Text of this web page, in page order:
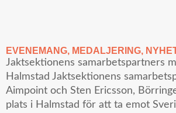
EVENEMANG, MEDALJERING,
Jaktsektionens samarbetspartners
Halmstad Jaktsektionens
Aimpoint och Sten Ericsson,
plats i Halmstad för att ta emot